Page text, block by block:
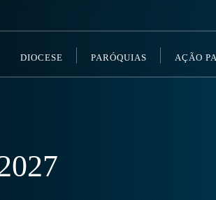
DIOCESE PARÓQUIAS AÇÃO